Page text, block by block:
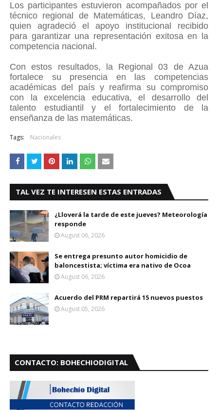
Los participantes estuvieron acompañados por el
técnico regional de Matemáticas, Leandro Díaz,
quien agradeció el apoyo institucional recibido
para garantizar una representación exitosa en la
competencia nacional.
Con estos resultados, la Regional 03 de Azua
fortalece su presencia en las competencias
académicas del país y reafirma su compromiso
con la excelencia educativa, el desarrollo del
talento estudiantil y el fortalecimiento de la
enseñanza de las matemáticas.
Tags: Nacionales
TAL VEZ TE INTERESEN ESTAS ENTRADAS
¿Lloverá la tarde de este jueves? Meteorología
responde
August 06, 2026
Se entrega presunto autor homicidio de
baloncestista; víctima era nativo de Ocoa
August 06, 2026
Acuerdo del PRM repartirá 15 nuevos puestos
August 05, 2026
CONTACTO: BOHECHIODIGITAL